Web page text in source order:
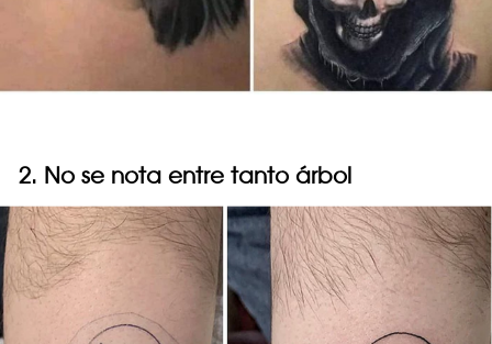
2. No se nota entre tanto árbol